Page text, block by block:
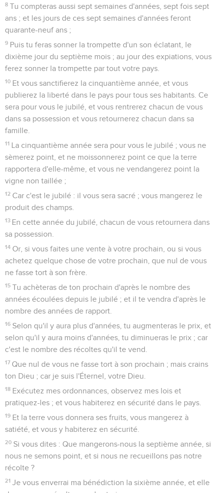
8 Tu compteras aussi sept semaines d'années, sept fois sept
ans ; et les jours de ces sept semaines d'années feront
quarante-neuf ans ;
9 Puis tu feras sonner la trompette d'un son éclatant, le
dixième jour du septième mois ; au jour des expiations, vous
ferez sonner la trompette par tout votre pays.
10 Et vous sanctifierez la cinquantième année, et vous
publierez la liberté dans le pays pour tous ses habitants. Ce
sera pour vous le jubilé, et vous rentrerez chacun de vous
dans sa possession et vous retournerez chacun dans sa
famille.
11 La cinquantième année sera pour vous le jubilé ; vous ne
sèmerez point, et ne moissonnerez point ce que la terre
rapportera d'elle-même, et vous ne vendangerez point la
vigne non taillée ;
12 Car c'est le jubilé : il vous sera sacré ; vous mangerez le
produit des champs.
13 En cette année du jubilé, chacun de vous retournera dans
sa possession.
14 Or, si vous faites une vente à votre prochain, ou si vous
achetez quelque chose de votre prochain, que nul de vous
ne fasse tort à son frère.
15 Tu achèteras de ton prochain d'après le nombre des
années écoulées depuis le jubilé ; et il te vendra d'après le
nombre des années de rapport.
16 Selon qu'il y aura plus d'années, tu augmenteras le prix, et
selon qu'il y aura moins d'années, tu diminueras le prix ; car
c'est le nombre des récoltes qu'il te vend.
17 Que nul de vous ne fasse tort à son prochain ; mais crains
ton Dieu ; car je suis l'Éternel, votre Dieu.
18 Exécutez mes ordonnances, observez mes lois et
pratiquez-les ; et vous habiterez en sécurité dans le pays.
19 Et la terre vous donnera ses fruits, vous mangerez à
satiété, et vous y habiterez en sécurité.
20 Si vous dites : Que mangerons-nous la septième année, si
nous ne semons point, et si nous ne recueillons pas notre
récolte ?
21 Je vous enverrai ma bénédiction la sixième année, et elle